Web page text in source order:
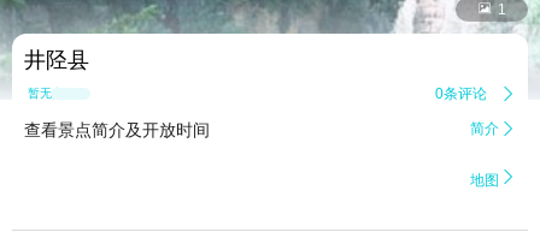
 1
井陉县
暂无点评 0条评论 
查看景点简介及开放时间 简介 
地图 